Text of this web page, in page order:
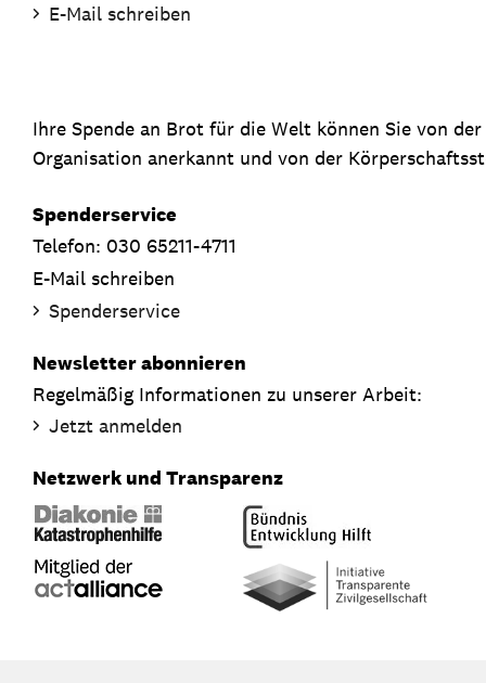
E-Mail schreiben
Ihre Spende an Brot für die Welt können Sie von
Organisation anerkannt und von der
Spenderservice
Telefon: 030 65211-4711
E-Mail schreiben
Spenderservice
Newsletter abonnieren
Regelmäßig Informationen zu unserer Arbeit:
Jetzt anmelden
Netzwerk und Transparenz